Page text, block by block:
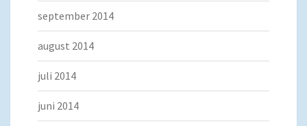
september 2014
august 2014
juli 2014
juni 2014